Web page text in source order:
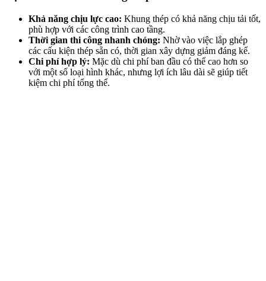
Khả năng chịu lực cao: Khung thép có khả năng chịu tải tốt,
phù hợp với các công trình cao tầng.
Thời gian thi công nhanh chóng: Nhờ vào việc lắp ghép
các cấu kiện thép sẵn có, thời gian xây dựng giảm đáng kể.
Chi phí hợp lý: Mặc dù chi phí ban đầu có thể cao hơn so
với một số loại hình khác, nhưng lợi ích lâu dài sẽ giúp tiết
kiệm chi phí tổng thể.